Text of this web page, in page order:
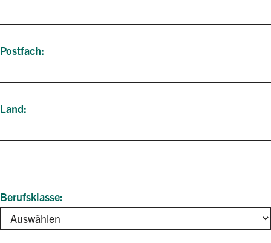
Postfach
Land
Berufsklasse